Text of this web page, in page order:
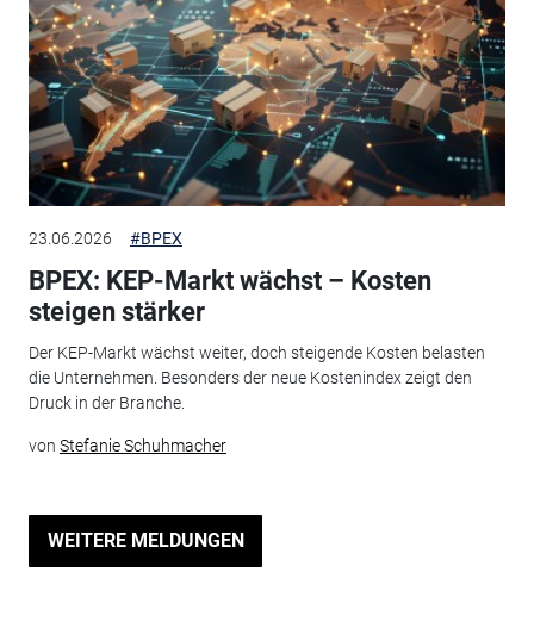
23.06.2026 #BPEX
BPEX: KEP-Markt wächst – Kosten
steigen stärker
Der KEP-Markt wächst weiter, doch steigende Kosten belasten
die Unternehmen. Besonders der neue Kostenindex zeigt den
Druck in der Branche.
von Stefanie Schuhmacher
WEITERE MELDUNGEN